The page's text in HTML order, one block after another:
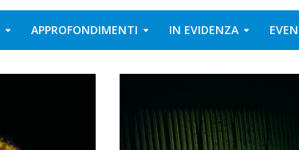
APPROFONDIMENTI IN EVIDENZA